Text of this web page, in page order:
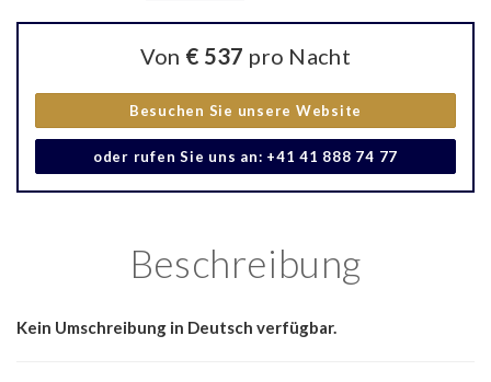
Von € 537 pro Nacht
Besuchen Sie unsere Website
oder rufen Sie uns an: +41 41 888 74 77
Beschreibung
Kein Umschreibung in Deutsch verfügbar.